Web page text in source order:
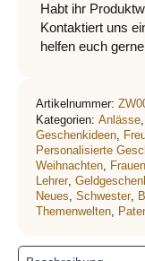
Habt ihr
Kontaktiert uns
helfen euch
Artikelnummer:
Kategorien: Anlässe,
Geschenkideen,
Personalisierte
Weihnachten, Frauen
Lehrer,
Neues, Schwester,
Themenwelten,